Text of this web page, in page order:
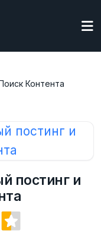
Контента
постинг и